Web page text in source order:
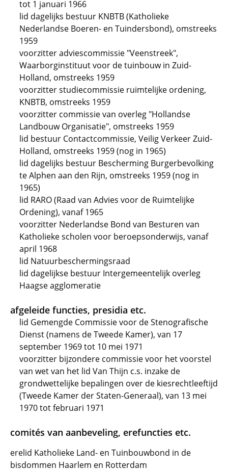
tot 1 januari 1966
lid dagelijks bestuur KNBTB (Katholieke
Nederlandse Boeren- en Tuindersbond), omstreeks
1959
voorzitter adviescommissie "Veenstreek",
Waarborginstituut voor de tuinbouw in Zuid-
Holland, omstreeks 1959
voorzitter studiecommissie ruimtelijke ordening,
KNBTB, omstreeks 1959
voorzitter commissie van overleg "Hollandse
Landbouw Organisatie", omstreeks 1959
lid bestuur Contactcommissie, Veilig Verkeer Zuid-
Holland, omstreeks 1959 (nog in 1965)
lid dagelijks bestuur Bescherming Burgerbevolking
te Alphen aan den Rijn, omstreeks 1959 (nog in
1965)
lid RARO (Raad van Advies voor de Ruimtelijke
Ordening), vanaf 1965
voorzitter Nederlandse Bond van Besturen van
Katholieke scholen voor beroepsonderwijs, vanaf
april 1968
lid Natuurbeschermingsraad
lid dagelijkse bestuur Intergemeentelijk overleg
Haagse agglomeratie
afgeleide functies, presidia etc.
lid Gemengde Commissie voor de Stenografische
Dienst (namens de Tweede Kamer), van 17
september 1969 tot 10 mei 1971
voorzitter bijzondere commissie voor het voorstel
van wet van het lid Van Thijn c.s. inzake de
grondwettelijke bepalingen over de kiesrechtleeftijd
(Tweede Kamer der Staten-Generaal), van 13 mei
1970 tot februari 1971
comités van aanbeveling, erefuncties etc.
erelid Katholieke Land- en Tuinbouwbond in de
bisdommen Haarlem en Rotterdam